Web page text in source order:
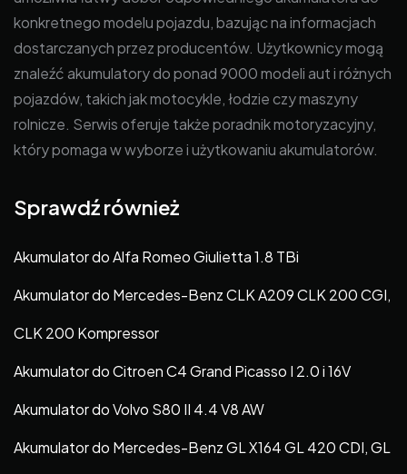
konkretnego modelu pojazdu, bazując na informacjach
dostarczanych przez producentów. Użytkownicy mogą
znaleźć akumulatory do ponad 9000 modeli aut i różnych
pojazdów, takich jak motocykle, łodzie czy maszyny
rolnicze. Serwis oferuje także poradnik motoryzacyjny,
który pomaga w wyborze i użytkowaniu akumulatorów.
Sprawdź również
Akumulator do Alfa Romeo Giulietta 1.8 TBi
Akumulator do Mercedes-Benz CLK A209 CLK 200 CGI,
CLK 200 Kompressor
Akumulator do Citroen C4 Grand Picasso I 2.0 i 16V
Akumulator do Volvo S80 II 4.4 V8 AW
Akumulator do Mercedes-Benz GL X164 GL 420 CDI, GL